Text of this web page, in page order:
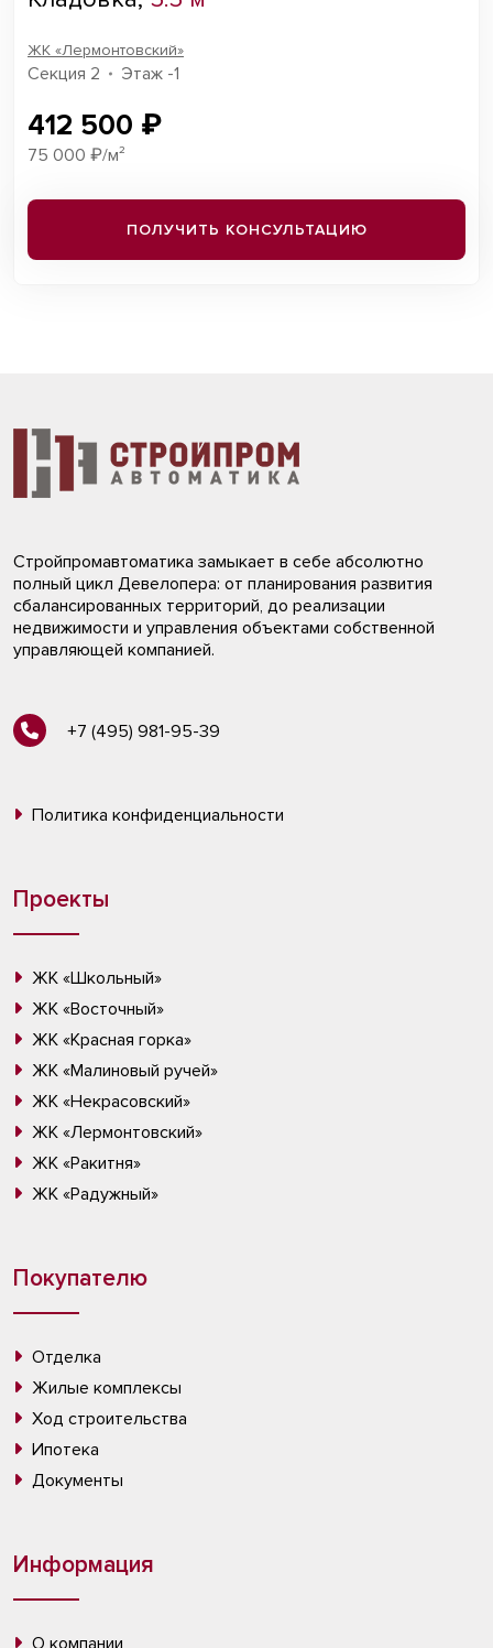
ЖК «Лермонтовский»
Секция 2 Этаж -1
412 500 ₽
75 000 ₽/м²
ПОЛУЧИТЬ КОНСУЛЬТАЦИЮ
Стройпромавтоматика замыкает в себе абсолютно
полный цикл Девелопера: от планирования развития
сбалансированных территорий, до реализации
недвижимости и управления объектами собственной
управляющей компанией.
+7 (495) 981-95-39
Политика конфиденциальности
Проекты
ЖК «Школьный»
ЖК «Восточный»
ЖК «Красная горка»
ЖК «Малиновый ручей»
ЖК «Некрасовский»
ЖК «Лермонтовский»
ЖК «Ракитня»
ЖК «Радужный»
Покупателю
Отделка
Жилые комплексы
Ход строительства
Ипотека
Документы
Информация
О компании